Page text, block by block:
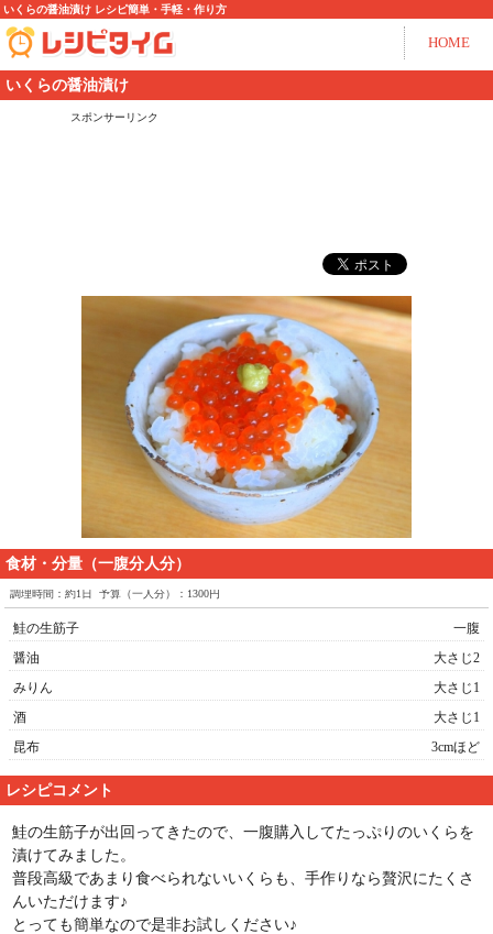
いくらの醤油漬け レシピ簡単・手軽・作り方
HOME
いくらの醤油漬け
スポンサーリンク
食材・分量（一腹分人分）
調理時間：約1日 予算（一人分）：1300円
鮭の生筋子
一腹
醤油
大さじ2
みりん
大さじ1
酒
大さじ1
昆布
3cmほど
レシピコメント
鮭の生筋子が出回ってきたので、一腹購入してたっぷりのいくらを
漬けてみました。
普段高級であまり食べられないいくらも、手作りなら贅沢にたくさ
んいただけます♪
とっても簡単なので是非お試しください♪